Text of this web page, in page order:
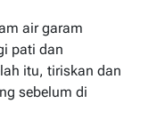
air garam
pati dan
itu, tiriskan dan
sebelum di